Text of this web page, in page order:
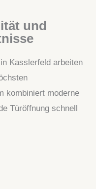
und
Kasslerfeld arbeiten
kombiniert moderne
Türöffnung schnell